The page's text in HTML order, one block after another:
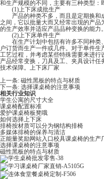
和生产规模的不同，主要有三种类型：
(1)上下床成批生产
产品的种类不多，而且是定期换和
之间，它以批量大而又经常出现的产
的生产效率并适应产品品种变换的能力。
(2)上下床单件生产
在生产计划中包括有许多不同种类
户订货而生产一件或几件。对于单件
工艺过程，并考虑某些特殊需要来进行
产品经常变换，刀具及工、夹具设
技术保障。上下床厂家
上一条: 磁性黑板的特点与材质
下一条: 选择课桌椅的注意事项
相关行业知识
学生公寓的尺寸大全
课桌椅配置标准
爱护课桌椅板凳哦
如何选择上下床
排椅按材质可以分为钢结构排椅
多媒体排椅的保养与清洁
正能量奖励网站入口校具课桌椅的生产
选择课桌椅的注意事项
磁性黑板的特点与材质